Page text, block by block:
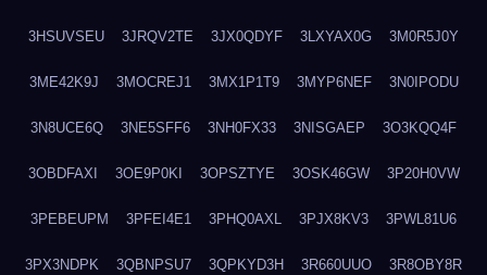
3HSUVSEU 3JRQV2TE 3JX0QDYF 3LXYAX0G 3M0R5J0Y
3ME42K9J 3MOCREJ1 3MX1P1T9 3MYP6NEF 3N0IPODU
3N8UCE6Q 3NE5SFF6 3NH0FX33 3NISGAEP 3O3KQQ4F
3OBDFAXI 3OE9P0KI 3OPSZTYE 3OSK46GW 3P20H0VW
3PEBEUPM 3PFEI4E1 3PHQ0AXL 3PJX8KV3 3PWL81U6
3PX3NDPK 3QBNPSU7 3QPKYD3H 3R660UUO 3R8OBY8R